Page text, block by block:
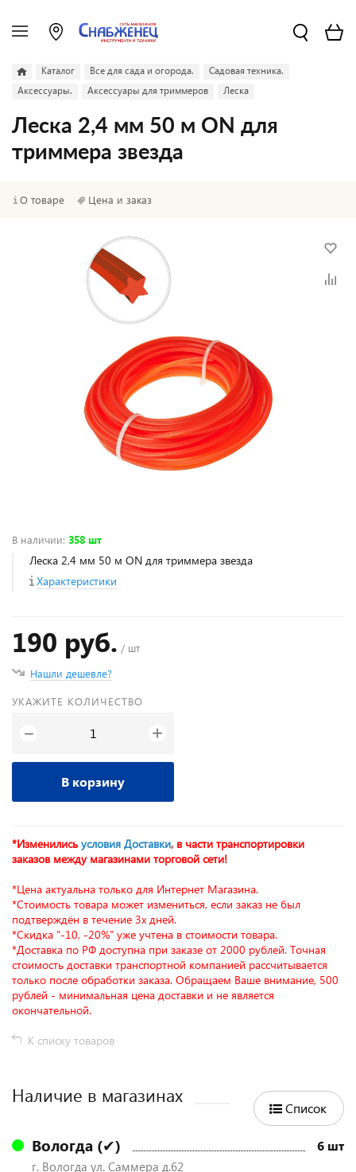
Каталог Все для сада и огорода.
Садовая техника.
Аксессуары.
Аксессуары для триммеров Леска
Леска 2,4 мм 50 м ON для
триммера звезда
О товаре Цена и заказ
В наличии: 358 шт
Леска 2,4 мм 50 м ON для триммера звезда
Характеристики
190 руб. / шт
Нашли дешевле?
УКАЖИТЕ КОЛИЧЕСТВО
− +
В корзину
*Изменились условия Доставки, в части транспортировки
заказов между магазинами торговой сети!
*Цена актуальна только для Интернет Магазина.
*Стоимость товара может измениться, если заказ не был
подтверждён в течение 3х дней.
*Скидка "-10, -20%" уже учтена в стоимости товара.
*Доставка по РФ доступна при заказе от 2000 рублей. Точная
стоимость доставки транспортной компанией рассчитывается
только после обработки заказа. Обращаем Ваше внимание, 500
рублей - минимальная цена доставки и не является
окончательной.
К списку товаров
Наличие в магазинах
Список
Вологда (✔) 6 шт
г. Вологда ул. Саммера д.62